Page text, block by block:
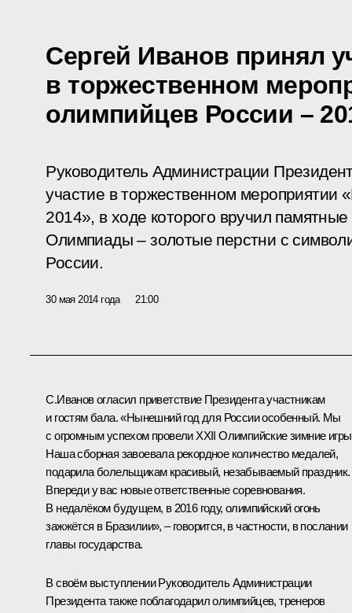
Сергей Иванов принял
в торжественном
олимпийцев России –
Руководитель Администрации
участие в торжественном мероприятии
2014», в ходе которого вручил
Олимпиады – золотые перстни с
России.
30 мая 2014 года 21:00
С.Ивановогласил приветствие Президента участникам
и гостям бала. «Нынешний год для России особенный. Мы
с огромным успехом провели XXII Олимпийские зимние
Наша сборная завоевала рекордное количество медалей,
подарила болельщикам красивый, незабываемый праздник.
Впереди у вас новые ответственные соревнования.
В недалёком будущем, в 2016 году, олимпийский огонь
зажжётся в Бразилии», – говорится, в частности, в послании
главы государства.
В своём выступлении Руководитель Администрации
Президента также поблагодарил олимпийцев, тренеров